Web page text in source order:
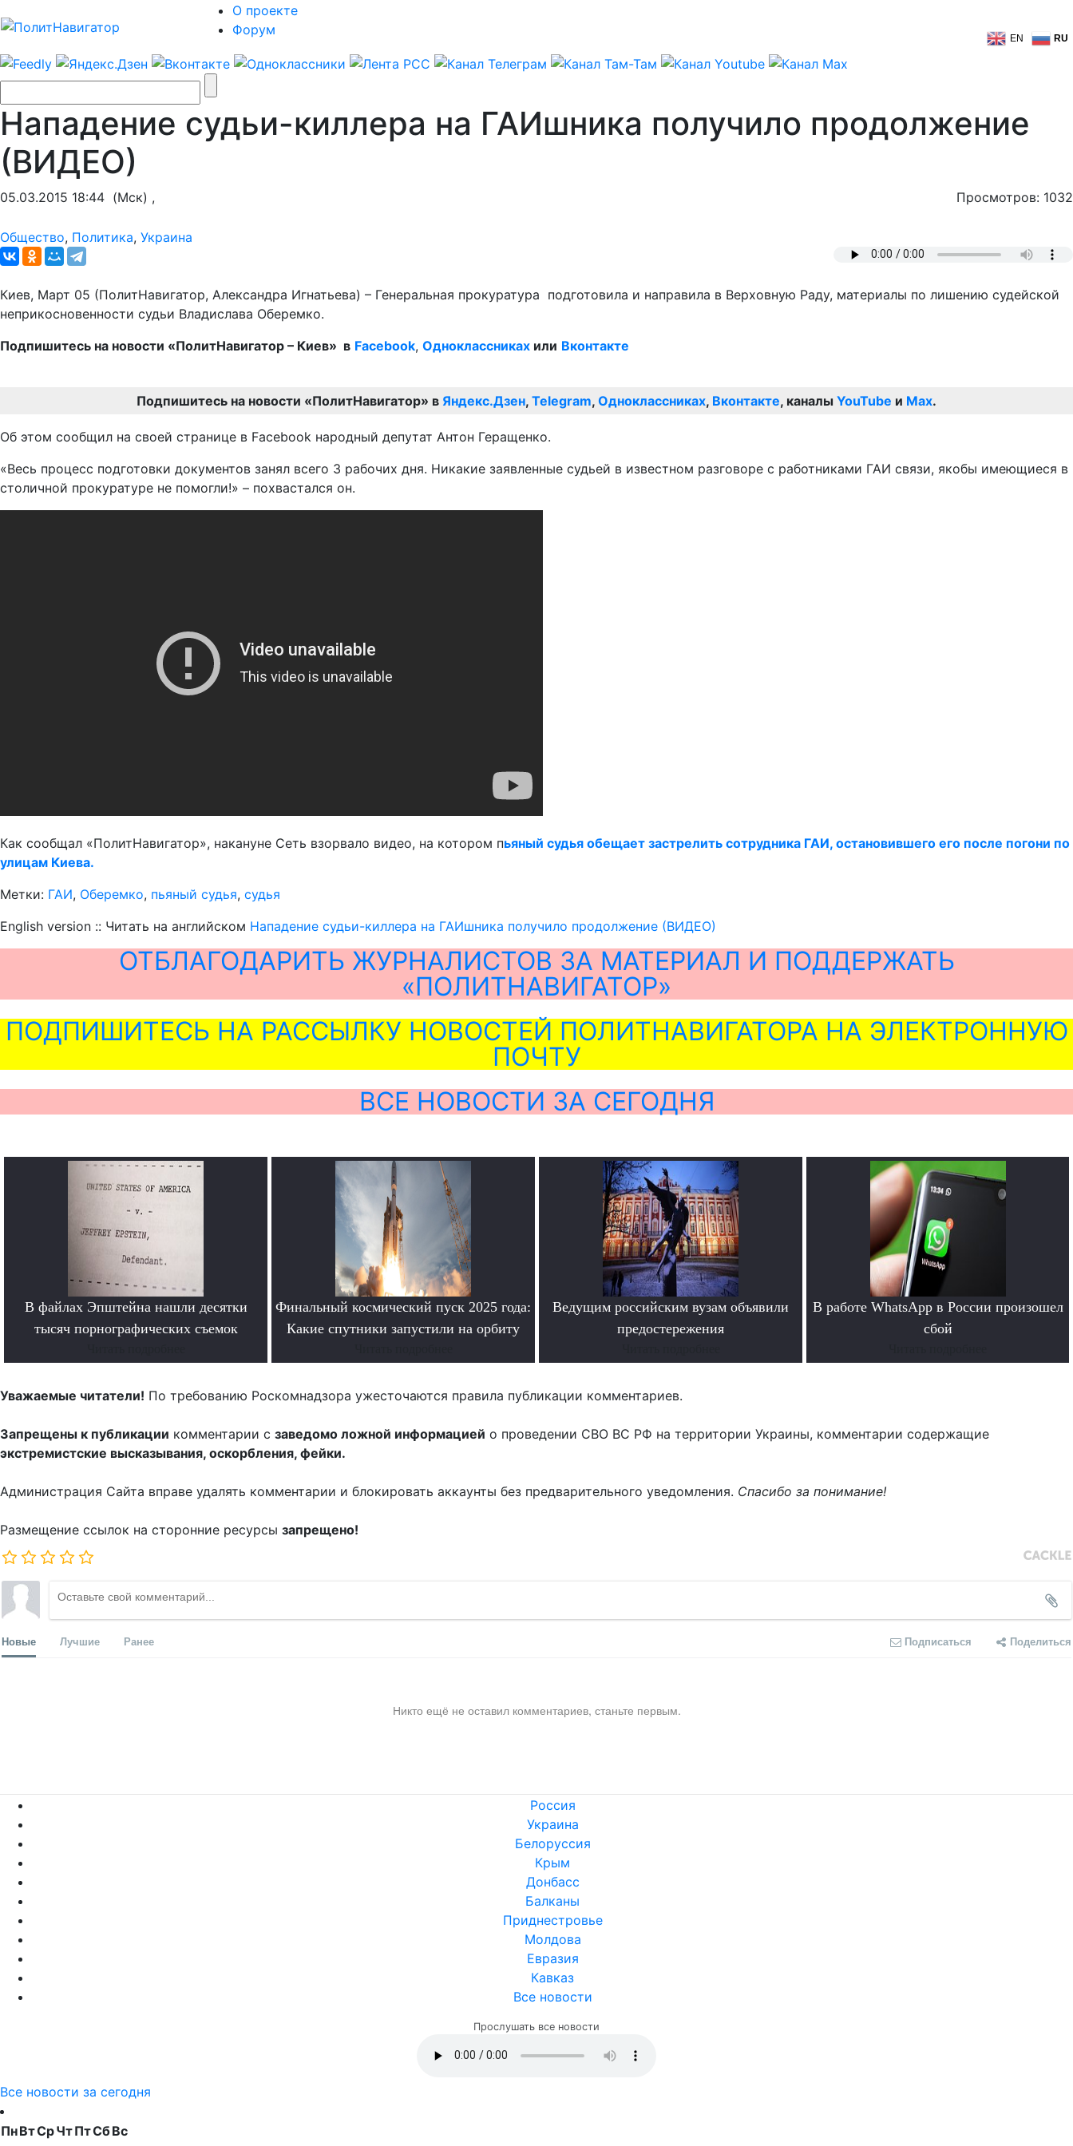
О проекте
Форум
EN RU
Нападение судьи-киллера на ГАИшника получило продолжение
(ВИДЕО)
05.03.2015 18:44 (Мск) , Просмотров: 1032
Общество, Политика, Украина
Киев, Март 05 (ПолитНавигатор, Александра Игнатьева) – Генеральная прокуратура подготовила и направила в Верховную Раду, материалы по лишению судейской
неприкосновенности судьи Владислава Оберемко.
Подпишитесь на новости «ПолитНавигатор – Киев» в Facebook, Одноклассниках или Вконтакте
Подпишитесь на новости «ПолитНавигатор» в Яндекс.Дзен, Telegram, Одноклассниках, Вконтакте, каналы YouTube и Max.
Об этом сообщил на своей странице в Facebook народный депутат Антон Геращенко.
«Весь процесс подготовки документов занял всего 3 рабочих дня. Никакие заявленные судьей в известном разговоре с работниками ГАИ связи, якобы имеющиеся в
столичной прокуратуре не помогли!» – похвастался он.
Как сообщал «ПолитНавигатор», накануне Сеть взорвало видео, на котором пьяный судья обещает застрелить сотрудника ГАИ, остановившего его после погони по
улицам Киева.
Метки: ГАИ, Оберемко, пьяный судья, судья
English version :: Читать на английском Нападение судьи-киллера на ГАИшника получило продолжение (ВИДЕО)
ОТБЛАГОДАРИТЬ ЖУРНАЛИСТОВ ЗА МАТЕРИАЛ И ПОДДЕРЖАТЬ
«ПОЛИТНАВИГАТОР»
ПОДПИШИТЕСЬ НА РАССЫЛКУ НОВОСТЕЙ ПОЛИТНАВИГАТОРА НА ЭЛЕКТРОННУЮ
ПОЧТУ
ВСЕ НОВОСТИ ЗА СЕГОДНЯ
В файлах Эпштейна нашли десятки
тысяч порнографических съемок
Финальный космический пуск 2025 года:
Какие спутники запустили на орбиту
Ведущим российским вузам объявили
предостережения
В работе WhatsApp в России произошел
сбой
Уважаемые читатели! По требованию Роскомнадзора ужесточаются правила публикации комментариев.
Запрещены к публикации комментарии с заведомо ложной информацией о проведении СВО ВС РФ на территории Украины, комментарии содержащие
экстремистские высказывания, оскорбления, фейки.
Администрация Сайта вправе удалять комментарии и блокировать аккаунты без предварительного уведомления. Спасибо за понимание!
Размещение ссылок на сторонние ресурсы запрещено!
Новые Лучшие Ранее Подписаться Поделиться
Никто ещё не оставил комментариев, станьте первым.
Россия
Украина
Белоруссия
Крым
Донбасс
Балканы
Приднестровье
Молдова
Евразия
Кавказ
Все новости
Прослушать все новости
Все новости за сегодня
ПнВтСрЧтПтСбВс